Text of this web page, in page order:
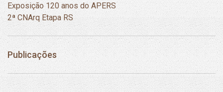
Exposição 120 anos do APERS
2ª CNArq Etapa RS
Publicações